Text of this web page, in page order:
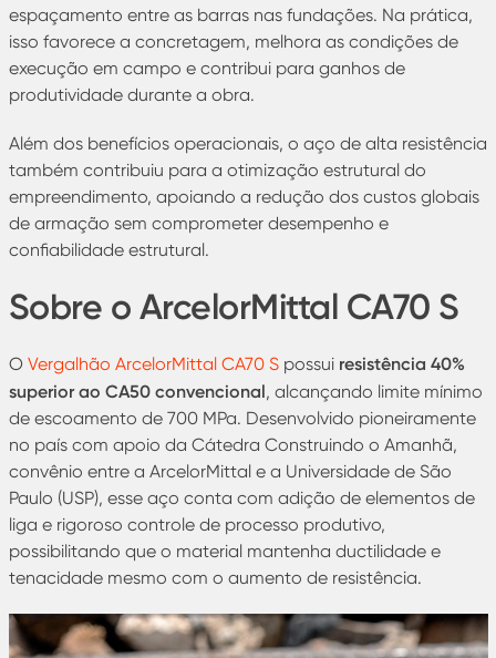
espaçamento entre as barras nas fundações. Na prática,
isso favorece a concretagem, melhora as condições de
execução em campo e contribui para ganhos de
produtividade durante a obra.
Além dos benefícios operacionais, o aço de alta resistência
também contribuiu para a otimização estrutural do
empreendimento, apoiando a redução dos custos globais
de armação sem comprometer desempenho e
confiabilidade estrutural.
Sobre o ArcelorMittal CA70 S
O Vergalhão ArcelorMittal CA70 Spossui resistência 40%
superior ao CA50 convencional, alcançando limite mínimo
de escoamento de 700 MPa. Desenvolvido pioneiramente
no país com apoio da Cátedra Construindo o Amanhã,
convênio entre a ArcelorMittal e a Universidade de São
Paulo (USP), esse aço conta com adição de elementos de
liga e rigoroso controle de processo produtivo,
possibilitando que o material mantenha ductilidade e
tenacidade mesmo com o aumento de resistência.